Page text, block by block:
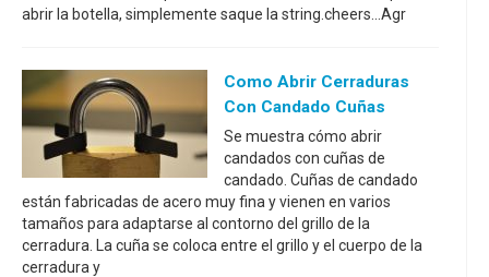
abrir la botella, simplemente saque la string.cheers...Agr
Como Abrir Cerraduras
Con Candado Cuñas
Se muestra cómo abrir
candados con cuñas de
candado. Cuñas de candado
están fabricadas de acero muy fina y vienen en varios
tamaños para adaptarse al contorno del grillo de la
cerradura. La cuña se coloca entre el grillo y el cuerpo de la
cerradura y